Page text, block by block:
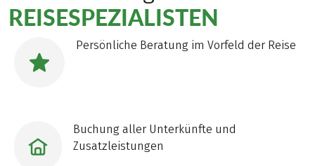
REISESPEZIALISTEN
Persönliche Beratung im Vorfeld der Reise
Buchung aller Unterkünfte und
Zusatzleistungen